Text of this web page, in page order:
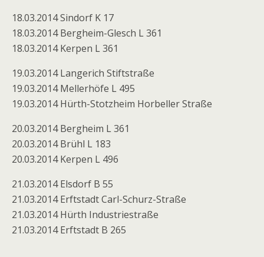
18.03.2014 Sindorf K 17
18.03.2014 Bergheim-Glesch L 361
18.03.2014 Kerpen L 361
19.03.2014 Langerich Stiftstraße
19.03.2014 Mellerhöfe L 495
19.03.2014 Hürth-Stotzheim Horbeller Straße
20.03.2014 Bergheim L 361
20.03.2014 Brühl L 183
20.03.2014 Kerpen L 496
21.03.2014 Elsdorf B 55
21.03.2014 Erftstadt Carl-Schurz-Straße
21.03.2014 Hürth Industriestraße
21.03.2014 Erftstadt B 265